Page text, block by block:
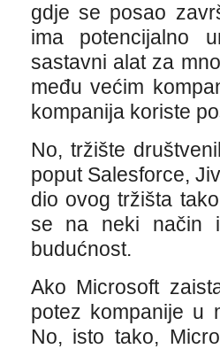
gdje se posao
ima potencijalno
sastavni alat za
među većim
kompanija koriste
No, tržište
poput Salesforce,
dio ovog tržišta
se na neki način
budućnost.
Ako Microsoft
potez kompanije u
No, isto tako,